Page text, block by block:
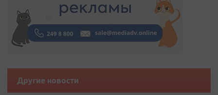
Другие новости